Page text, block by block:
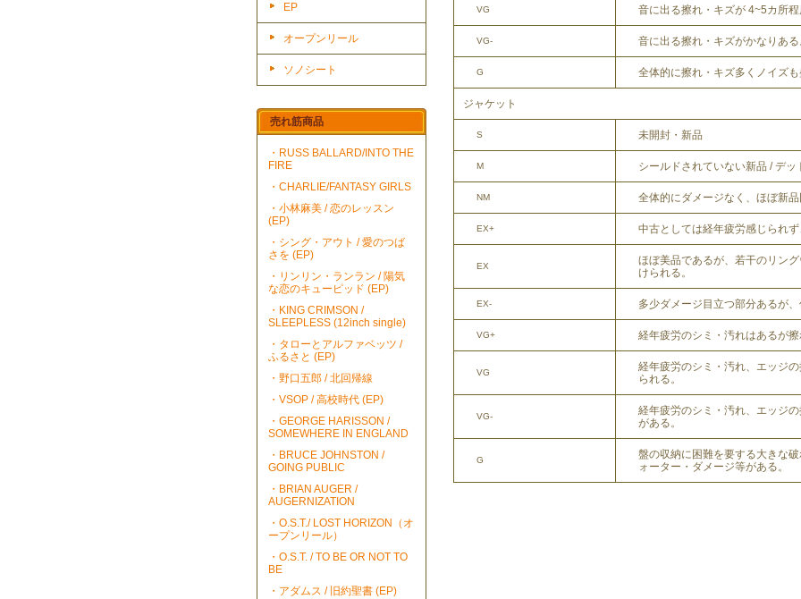
EP
オープンリール
ソノシート
売れ筋商品
・RUSS BALLARD/INTO THE
FIRE
・CHARLIE/FANTASY GIRLS
・小林麻美 / 恋のレッスン
(EP)
・シング・アウト / 愛のつば
さを (EP)
・リンリン・ランラン / 陽気
な恋のキューピッド (EP)
・KING CRIMSON /
SLEEPLESS (12inch single)
・タローとアルファベッツ /
ふるさと (EP)
・野口五郎 / 北回帰線
・VSOP / 高校時代 (EP)
・GEORGE HARISSON /
SOMEWHERE IN ENGLAND
・BRUCE JOHNSTON /
GOING PUBLIC
・BRIAN AUGER /
AUGERNIZATION
・O.S.T./ LOST HORIZON（オ
ープンリール）
・O.S.T. / TO BE OR NOT TO
BE
・アダムス / 旧約聖書 (EP)
VG 音に出る擦れ・キズが 4~5カ所程
VG- 音に出る擦れ・キズがかなりある
G 全体的に擦れ・キズ多くノイズも
ジャケット
S 未開封・新品
M シールドされていない新品 / デッ
NM 全体的にダメージなく、ほぼ新品
EX+ 中古としては経年疲労感じられず
EX
ほぼ美品であるが、若干のリン
けられる。
EX- 多少ダメージ目立つ部分あるが、
VG+ 経年疲労のシミ・汚れはあるが擦
VG
経年疲労のシミ・汚れ、エッジ
られる。
VG-
経年疲労のシミ・汚れ、エッジ
がある。
G
盤の収納に困難を要する大きな
ォーター・ダメージ等がある。